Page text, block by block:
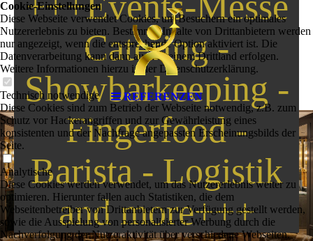
REFERENZEN
Catering -
Showbarkeeping -
Fingerfood -
Barista - Logistik
and more+++
Cookie-Einstellungen
Diese Webseite verwendet Cookies, um Besuchern ein optimales
Nutzererlebnis zu bieten. Bestimmte Inhalte von Drittanbietern werden
nur angezeigt, wenn die entsprechende Option aktiviert ist. Die
Datenverarbeitung kann dann auch in einem Drittland erfolgen.
Weitere Informationen hierzu in der Datenschutzerklärung.
Technisch notwendige
Diese Cookies sind zum Betrieb der Webseite notwendig, z.B. zum
Schutz vor Hackerangriffen und zur Gewährleistung eines
konsistenten und der Nachfrage angepassten Erscheinungsbilds der
Seite.
Analytische
Diese Cookies werden verwendet, um das Nutzererlebnis weiter zu
optimieren. Hierunter fallen auch Statistiken, die dem
Webseitenbetreiber von Drittanbietern zur Verfügung gestellt werden,
sowie die Ausspielung von personalisierter Werbung durch die
Nachverfolgung der Nutzeraktivität über verschiedene Webseiten.